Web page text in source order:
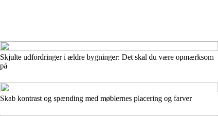
Skjulte udfordringer i ældre bygninger: Det skal du være opmærksom
på
Skab kontrast og spænding med møblernes placering og farver